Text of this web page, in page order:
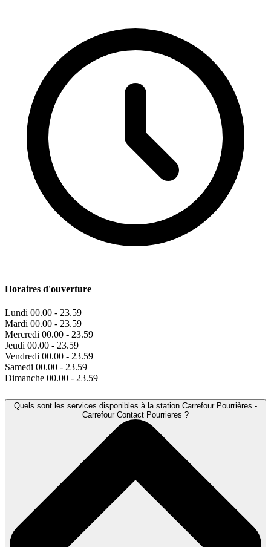
Horaires d'ouverture
Lundi 00.00 - 23.59
Mardi 00.00 - 23.59
Mercredi 00.00 - 23.59
Jeudi 00.00 - 23.59
Vendredi 00.00 - 23.59
Samedi 00.00 - 23.59
Dimanche 00.00 - 23.59
Quels sont les services disponibles à la station Carrefour Pourrières -
Carrefour Contact Pourrieres ?